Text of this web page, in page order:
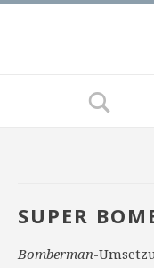
SUPER
Bomberman-